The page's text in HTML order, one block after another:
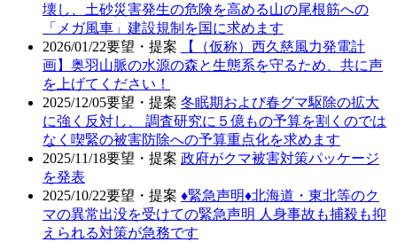
壊し、土砂災害発生の危険を高める山の尾根筋への
「メガ風車」建設規制を国に求めます
2026/01/22要望・提案
【（仮称）西久慈風力発電計
画】奥羽山脈の水源の森と生態系を守るため、共に声
を上げてください！
2025/12/05要望・提案 冬眠期および春グマ駆除の拡大
に強く反対し、 調査研究に５億もの予算を割くのでは
なく喫緊の被害防除への予算重点化を求めます
2025/11/18要望・提案 政府がクマ被害対策パッケージ
を発表
2025/10/22要望・提案 ♦️緊急声明♦️北海道・東北等のク
マの異常出没を受けての緊急声明 人身事故も捕殺も抑
えられる対策が急務です